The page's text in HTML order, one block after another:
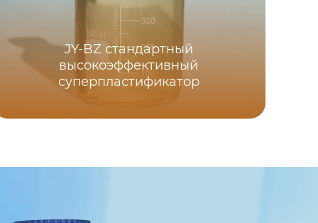
JY-BZ стандартный
высокоэффективный
суперпластификатор